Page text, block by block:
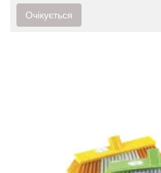
Очікується